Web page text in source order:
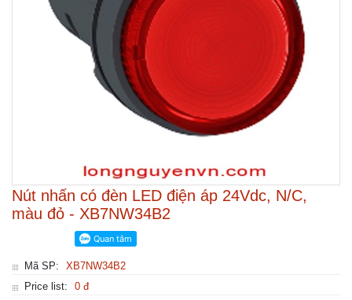
Nút nhấn có đèn LED điện áp 24Vdc, N/C,
màu đỏ - XB7NW34B2
Mã SP:
XB7NW34B2
Price list:
0 đ